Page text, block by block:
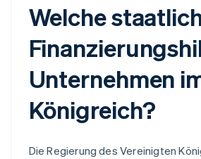
Welche
Unternehmen
Königreich?
Die Regierung des Vereinigten